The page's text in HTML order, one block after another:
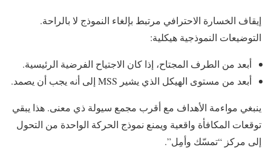
إيقاف الخسارة الاحترافي مرتبط بإلغاء النموذج لا بالراحة.
التوضيعات النموذجية هيكلية:
أبعد من الطرف المجتاح، إذا كان الاجتياح الفرضية الرئيسية.
أبعد من مستوى الهيكل الذي يشير MSS إلى أنه يجب أن يصمد.
ينبغي مواءمة الأهداف مع أقرب مجمع سيولة ذي معنى. هذا يبقي
توقعات المكافأة واقعية ويمنع نموذج الحركة الواحدة من التحول
إلى مركز “تمسّك وأمِل”.